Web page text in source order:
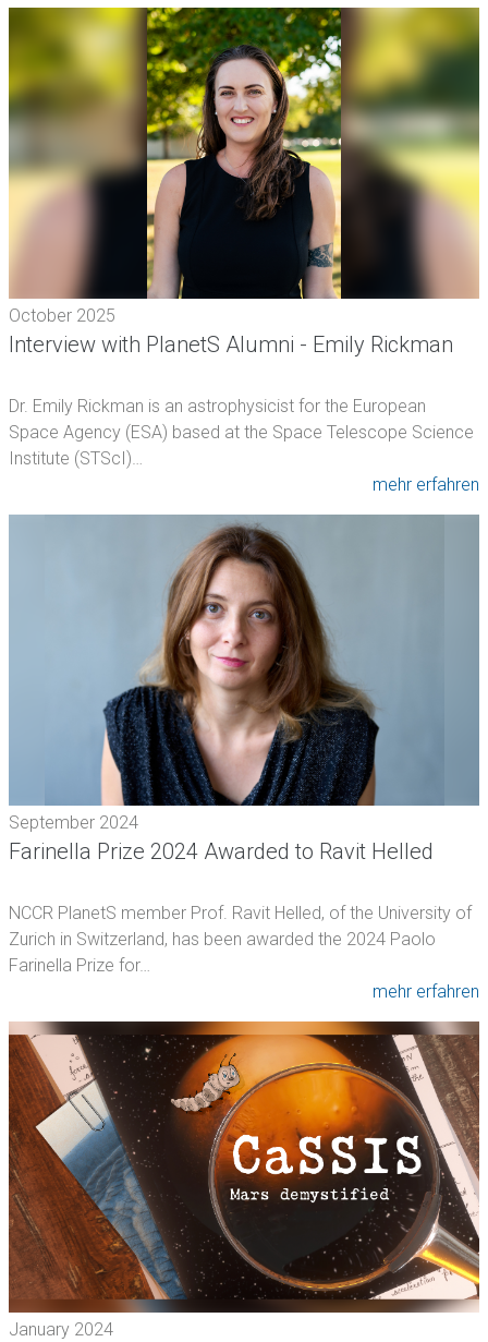
October 2025
Interview with PlanetS Alumni - Emily Rickman
Dr. Emily Rickman is an astrophysicist for the European
Space Agency (ESA) based at the Space Telescope Science
Institute (STScI)…
mehr erfahren
September 2024
Farinella Prize 2024 Awarded to Ravit Helled
NCCR PlanetS member Prof. Ravit Helled, of the University of
Zurich in Switzerland, has been awarded the 2024 Paolo
Farinella Prize for…
mehr erfahren
January 2024